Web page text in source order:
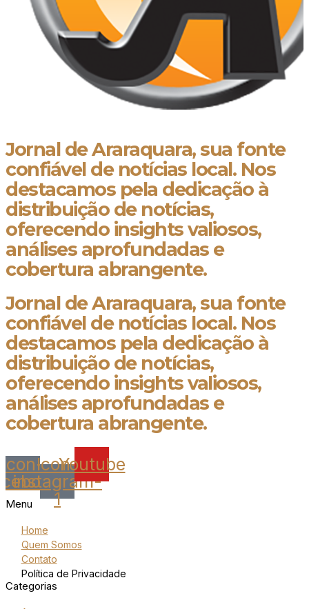
Jornal de Araraquara, sua fonte
confiável de notícias local. Nos
destacamos pela dedicação à
distribuição de notícias,
oferecendo insights valiosos,
análises aprofundadas e
cobertura abrangente.
Jornal de Araraquara, sua fonte
confiável de notícias local. Nos
destacamos pela dedicação à
distribuição de notícias,
oferecendo insights valiosos,
análises aprofundadas e
cobertura abrangente.
Icon-Icon-
instagram-
1
Youtube
Menu
Home
Quem Somos
Contato
Política de Privacidade
Categorias